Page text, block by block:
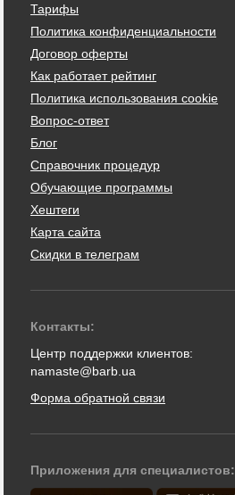
Тарифы
Политика конфиденциальности
Договор оферты
Как работает рейтинг
Политика использования cookie
Вопрос-ответ
Блог
Справочник процедур
Обучающие программы
Хештеги
Карта сайта
Скидки в телеграм
Контакты:
Центр поддержки клиентов:
namaste@barb.ua
Форма обратной связи
Приложения для специалистов: